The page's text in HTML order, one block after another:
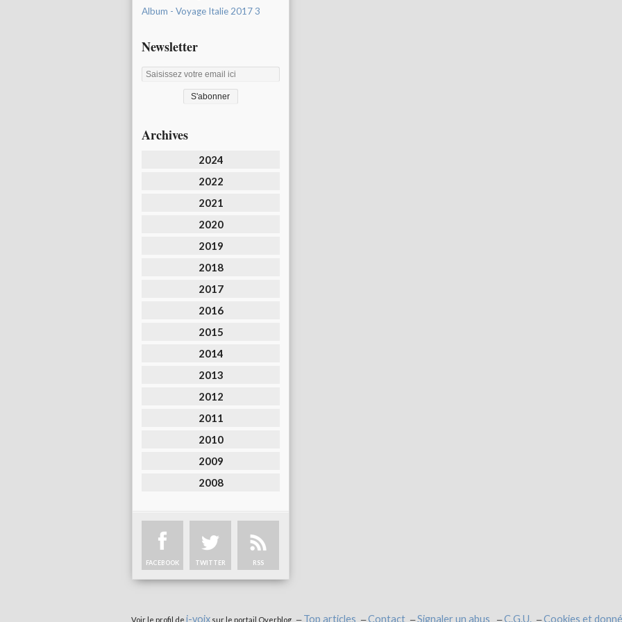
Album - Voyage Italie 2017 3
Newsletter
Archives
2024
2022
2021
2020
2019
2018
2017
2016
2015
2014
2013
2012
2011
2010
2009
2008
FACEBOOK TWITTER RSS
Voir le profil de i-voixsur le portail Overblog Top articles Contact Signaler un abus C.G.U. Cookies et